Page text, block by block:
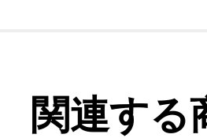
関連する